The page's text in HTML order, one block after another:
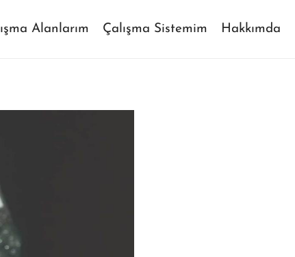
Alanlarım Çalışma Sistemim Hakkımda